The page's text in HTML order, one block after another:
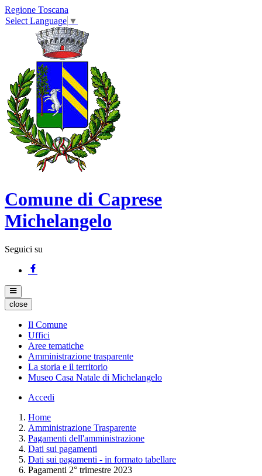
Regione Toscana
Select Language ▼
Comune di Caprese
Michelangelo
Seguici su
close
Il Comune
Uffici
Aree tematiche
Amministrazione trasparente
La storia e il territorio
Museo Casa Natale di Michelangelo
Accedi
Home
Amministrazione Trasparente
Pagamenti dell'amministrazione
Dati sui pagamenti
Dati sui pagamenti - in formato tabellare
Pagamenti 2° trimestre 2023